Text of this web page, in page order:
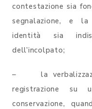
contestazione sia
segnalazione, e
identità sia
dell’incolpato;
– la
registrazione su
conservazione,